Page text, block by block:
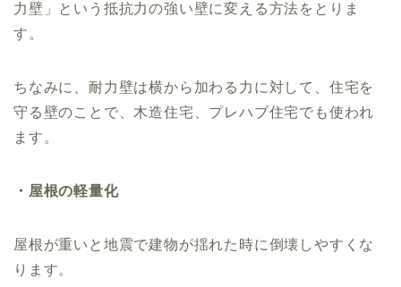
力壁」という抵抗力の強い壁に変える方法をとりま
す。
ちなみに、耐力壁は横から加わる力に対して、住宅を
守る壁のことで、木造住宅、プレハブ住宅でも使われ
ます。
・屋根の軽量化
屋根が重いと地震で建物が揺れた時に倒壊しやすくな
ります。